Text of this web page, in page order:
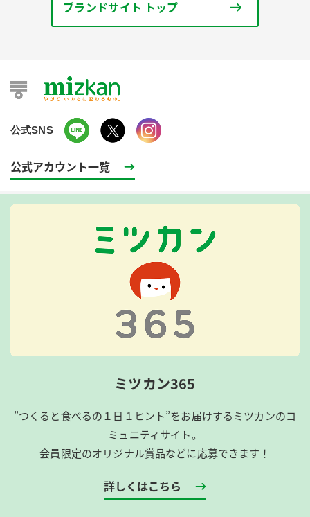
ブランドサイト トップ
公式SNS
公式アカウント一覧
ミツカン365
”つくると食べるの１日１ヒント”をお届けするミツカンのコ
ミュニティサイト。
会員限定のオリジナル賞品などに応募できます！
詳しくはこちら